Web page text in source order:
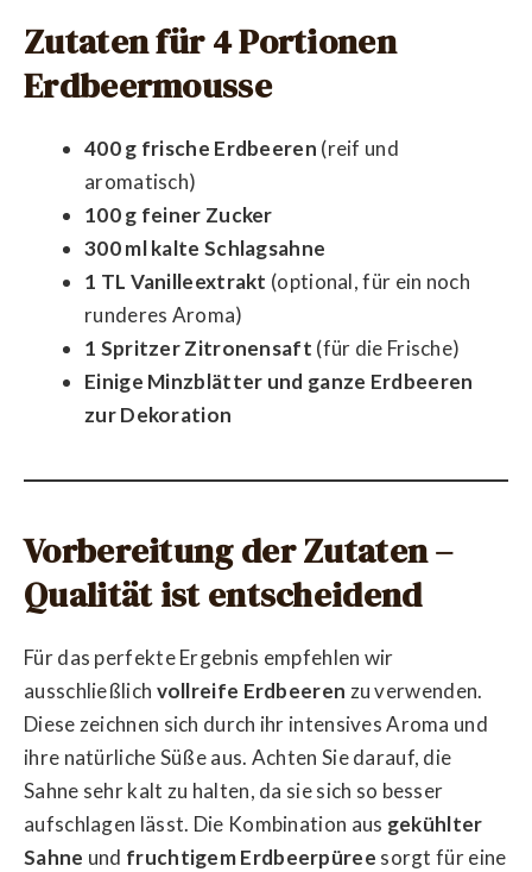
Zutaten für 4 Portionen
Erdbeermousse
400 g frische Erdbeeren (reif und
aromatisch)
100 g feiner Zucker
300 ml kalte Schlagsahne
1 TL Vanilleextrakt (optional, für ein noch
runderes Aroma)
1 Spritzer Zitronensaft (für die Frische)
Einige Minzblätter und ganze Erdbeeren
zur Dekoration
Vorbereitung der Zutaten –
Qualität ist entscheidend
Für das perfekte Ergebnis empfehlen wir
ausschließlich vollreife Erdbeeren zu verwenden.
Diese zeichnen sich durch ihr intensives Aroma und
ihre natürliche Süße aus. Achten Sie darauf, die
Sahne sehr kalt zu halten, da sie sich so besser
aufschlagen lässt. Die Kombination aus gekühlter
Sahne und fruchtigem Erdbeerpüree sorgt für eine